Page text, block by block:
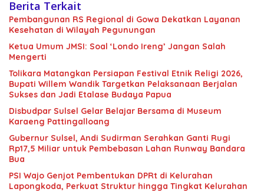
Berita Terkait
Pembangunan RS Regional di Gowa Dekatkan Layanan
Kesehatan di Wilayah Pegunungan
Ketua Umum JMSI: Soal ‘Londo Ireng’ Jangan Salah
Mengerti
Tolikara Matangkan Persiapan Festival Etnik Religi 2026,
Bupati Willem Wandik Targetkan Pelaksanaan Berjalan
Sukses dan Jadi Etalase Budaya Papua
Disbudpar Sulsel Gelar Belajar Bersama di Museum
Karaeng Pattingalloang
Gubernur Sulsel, Andi Sudirman Serahkan Ganti Rugi
Rp17,5 Miliar untuk Pembebasan Lahan Runway Bandara
Bua
PSI Wajo Genjot Pembentukan DPRt di Kelurahan
Lapongkoda, Perkuat Struktur hingga Tingkat Kelurahan